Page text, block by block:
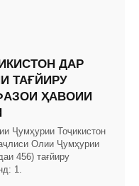
ДАР
ТАҒЙИРУ
ҲАВОИИ
Ҷумҳурии Тоҷикистон
Олии Ҷумҳурии
456) тағйиру
1.